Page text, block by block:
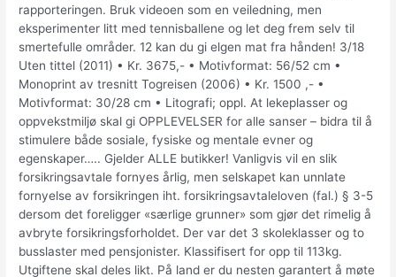
rapporteringen. Bruk videoen som en veiledning, men
eksperimenter litt med tennisballene og let deg frem selv til
smertefulle områder. 12 kan du gi elgen mat fra hånden! 3/18
Uten tittel (2011) • Kr. 3675,- • Motivformat: 56/52 cm •
Monoprint av tresnitt Togreisen (2006) • Kr. 1500 ,- •
Motivformat: 30/28 cm • Litografi; oppl. At lekeplasser og
oppvekstmiljø skal gi OPPLEVELSER for alle sanser – bidra til å
stimulere både sosiale, fysiske og mentale evner og
egenskaper….. Gjelder ALLE butikker! Vanligvis vil en slik
forsikringsavtale fornyes årlig, men selskapet kan unnlate
fornyelse av forsikringen iht. forsikringsavtaleloven (fal.) § 3-5
dersom det foreligger «særlige grunner» som gjør det rimelig å
avbryte forsikringsforholdet. Der var det 3 skoleklasser og to
busslaster med pensjonister. Klassifisert for opp til 113kg.
Utgiftene skal deles likt. På land er du nesten garantert å møte